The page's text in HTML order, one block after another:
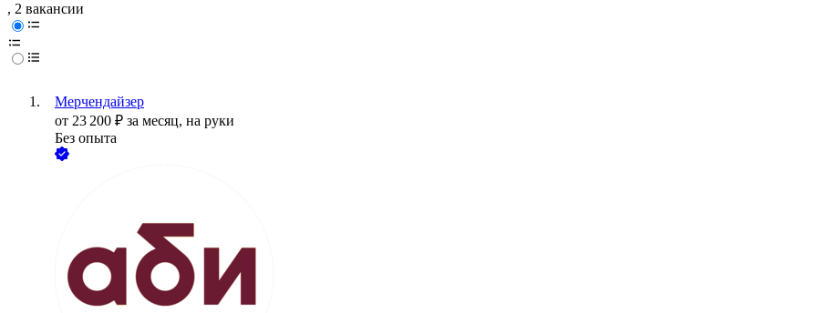
, 2 вакансии
Мерчендайзер
от 23 200 ₽ за месяц, на руки
Без опыта